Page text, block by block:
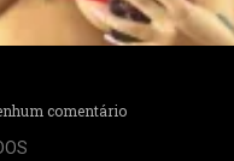
comentário